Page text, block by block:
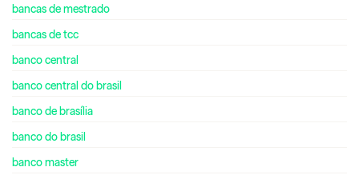
bancas de mestrado
bancas de tcc
banco central
banco central do brasil
banco de brasília
banco do brasil
banco master